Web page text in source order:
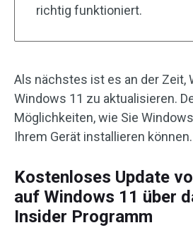
richtig funktioniert.
Als nächstes ist es an der Zeit,
Windows 11 zu aktualisieren.
Möglichkeiten, wie Sie
Ihrem Gerät installieren können.
Kostenloses Update
auf Windows 11 über
Insider Programm